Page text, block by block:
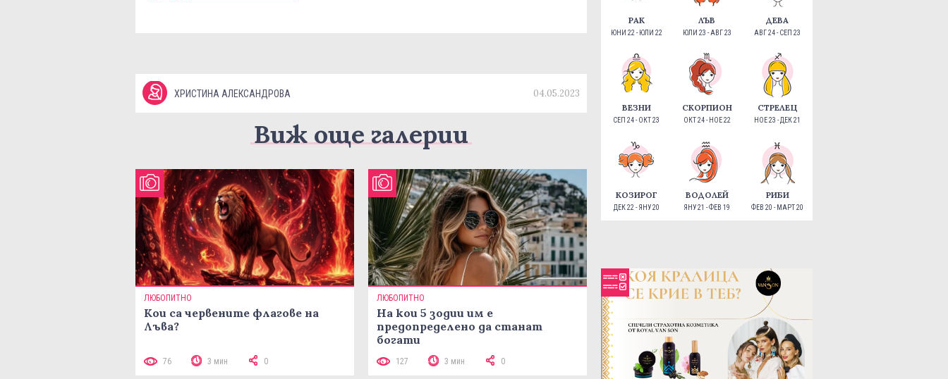
ХРИСТИНА АЛЕКСАНДРОВА 04.05.2023
Виж още галерии
ЛЮБОПИТНО
Кои са червените флагове на
Лъва?
76 3 мин 0
ЛЮБОПИТНО
На кои 5 зодии им е
предопределено да станат
богати
127 3 мин 0
РАК
ЮНИ 22 - ЮЛИ 22
ЛЪВ
ЮЛИ 23 - АВГ 23
ДЕВА
АВГ 24 - СЕП 23
ВЕЗНИ
СЕП 24 - ОКТ 23
СКОРПИОН
ОКТ 24 - НОЕ 22
СТРЕЛЕЦ
НОЕ 23 - ДЕК 21
КОЗИРОГ
ДЕК 22 - ЯНУ 20
ВОДОЛЕЙ
ЯНУ 21 - ФЕВ 19
РИБИ
ФЕВ 20 - МАРТ 20